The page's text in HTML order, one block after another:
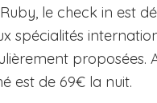
le check in est
proposées.
est de 69€ la nuit.